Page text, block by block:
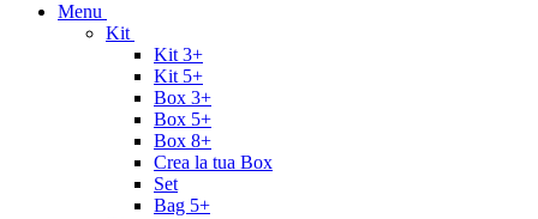
Menu
Kit
Kit 3+
Kit 5+
Box 3+
Box 5+
Box 8+
Crea la tua Box
Set
Bag 5+